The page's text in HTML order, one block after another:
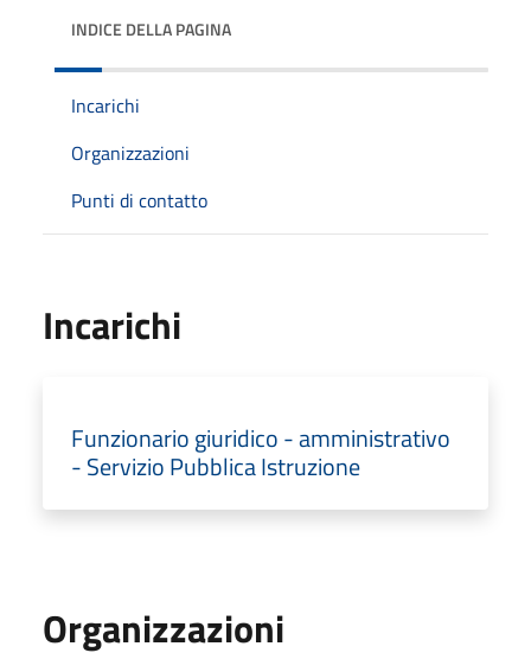
INDICE DELLA PAGINA
Incarichi
Organizzazioni
Punti di contatto
Incarichi
Funzionario giuridico - amministrativo
- Servizio Pubblica Istruzione
Organizzazioni